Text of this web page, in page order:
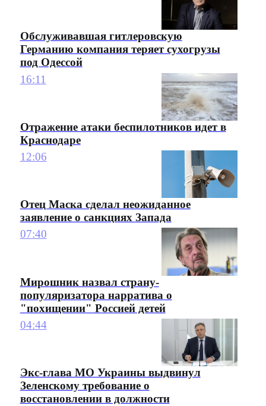
Обслуживавшая гитлеровскую
Германию компания теряет сухогрузы
под Одессой
16:11
Отражение атаки беспилотников идет в
Краснодаре
12:06
Отец Маска сделал неожиданное
заявление о санкциях Запада
07:40
Мирошник назвал страну-
популяризатора нарратива о
"похищении" Россией детей
04:44
Экс-глава МО Украины выдвинул
Зеленскому требование о
восстановлении в должности